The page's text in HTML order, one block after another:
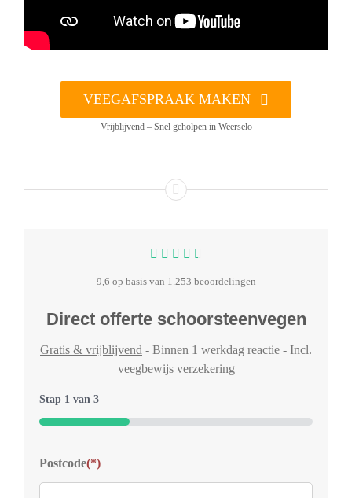
VEEGAFSPRAAK MAKEN
Vrijblijvend – Snel geholpen in Weerselo
9,6 op basis van 1.253 beoordelingen
Direct offerte schoorsteenvegen
Gratis & vrijblijvend - Binnen 1 werkdag reactie - Incl.
veegbewijs verzekering
Stap 1 van 3
33%
Postcode(*)